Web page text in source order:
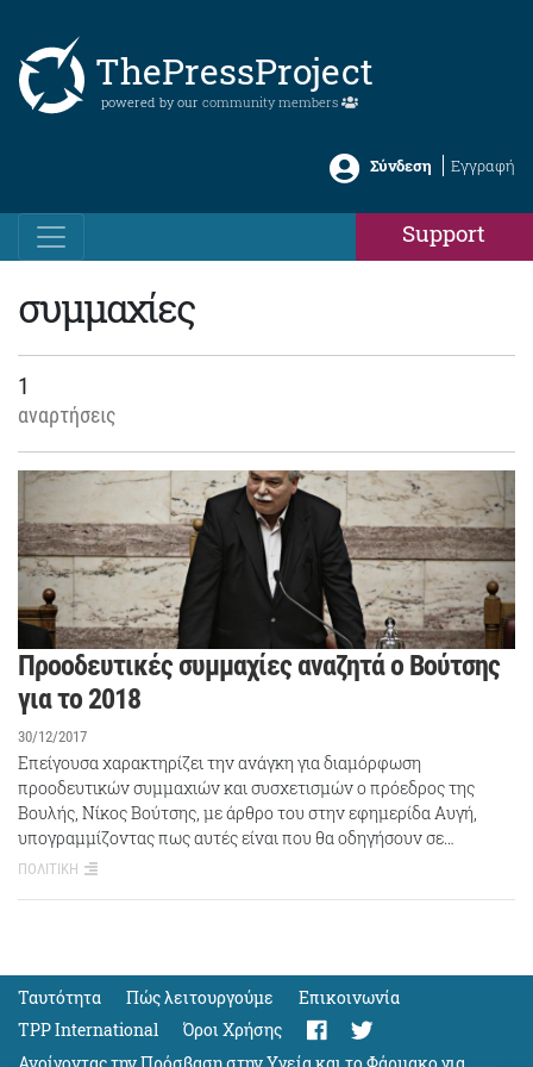
ThePressProject
powered by our community members
Σύνδεση Εγγραφή
Support
συμμαχίες
1
αναρτήσεις
Προοδευτικές συμμαχίες αναζητά ο Βούτσης
για το 2018
30/12/2017
Επείγουσα χαρακτηρίζει την ανάγκη για διαμόρφωση
προοδευτικών συμμαχιών και συσχετισμών ο πρόεδρος της
Βουλής, Νίκος Βούτσης, με άρθρο του στην εφημερίδα Αυγή,
υπογραμμίζοντας πως αυτές είναι που θα οδηγήσουν σε…
ΠΟΛΙΤΙΚΗ
Ταυτότητα Πώς λειτουργούμε
Eπικοινωνία
TPP International
Όροι Χρήσης